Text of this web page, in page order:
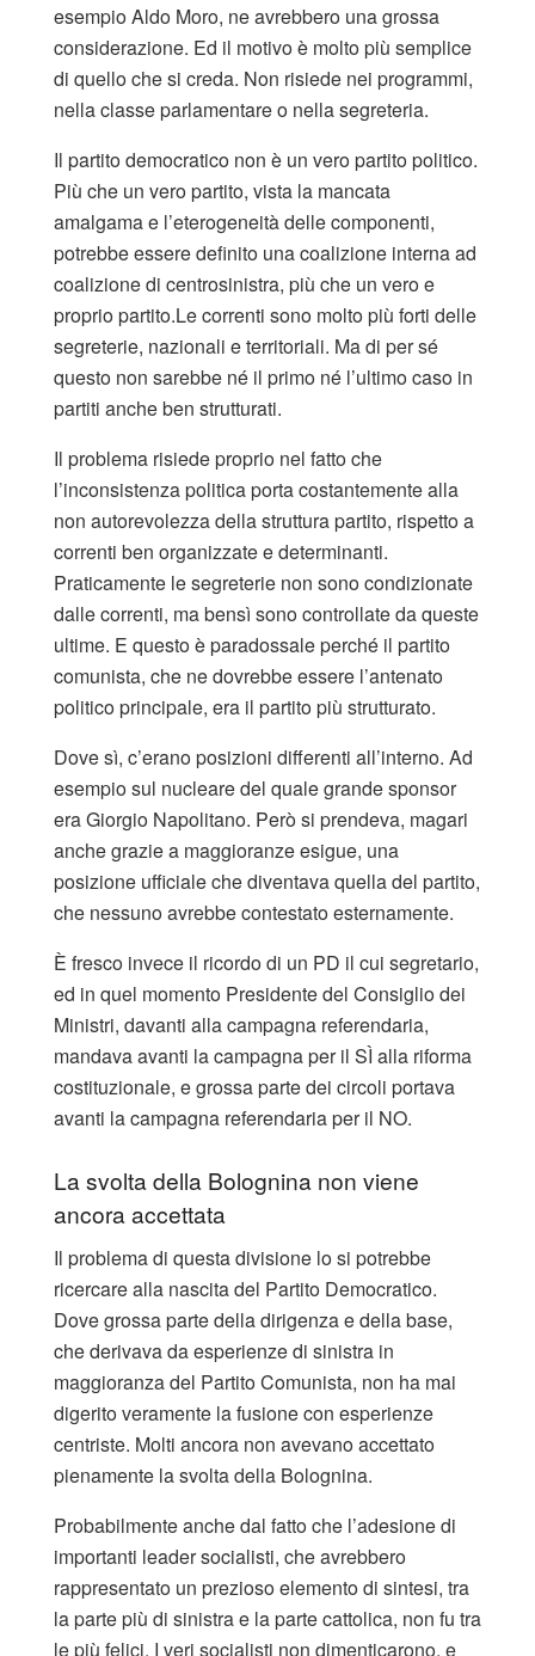
esempio Aldo Moro, ne avrebbero una grossa
considerazione. Ed il motivo è molto più semplice
di quello che si creda. Non risiede nei programmi,
nella classe parlamentare o nella segreteria.
Il partito democratico non è un vero partito politico.
Più che un vero partito, vista la mancata
amalgama e l’eterogeneità delle componenti,
potrebbe essere definito una coalizione interna ad
coalizione di centrosinistra, più che un vero e
proprio partito.Le correnti sono molto più forti delle
segreterie, nazionali e territoriali. Ma di per sé
questo non sarebbe né il primo né l’ultimo caso in
partiti anche ben strutturati.
Il problema risiede proprio nel fatto che
l’inconsistenza politica porta costantemente alla
non autorevolezza della struttura partito, rispetto a
correnti ben organizzate e determinanti.
Praticamente le segreterie non sono condizionate
dalle correnti, ma bensì sono controllate da queste
ultime. E questo è paradossale perché il partito
comunista, che ne dovrebbe essere l’antenato
politico principale, era il partito più strutturato.
Dove sì, c’erano posizioni differenti all’interno. Ad
esempio sul nucleare del quale grande sponsor
era Giorgio Napolitano. Però si prendeva, magari
anche grazie a maggioranze esigue, una
posizione ufficiale che diventava quella del partito,
che nessuno avrebbe contestato esternamente.
È fresco invece il ricordo di un PD il cui segretario,
ed in quel momento Presidente del Consiglio dei
Ministri, davanti alla campagna referendaria,
mandava avanti la campagna per il SÌ alla riforma
costituzionale, e grossa parte dei circoli portava
avanti la campagna referendaria per il NO.
La svolta della Bolognina non viene
ancora accettata
Il problema di questa divisione lo si potrebbe
ricercare alla nascita del Partito Democratico.
Dove grossa parte della dirigenza e della base,
che derivava da esperienze di sinistra in
maggioranza del Partito Comunista, non ha mai
digerito veramente la fusione con esperienze
centriste. Molti ancora non avevano accettato
pienamente la svolta della Bolognina.
Probabilmente anche dal fatto che l’adesione di
importanti leader socialisti, che avrebbero
rappresentato un prezioso elemento di sintesi, tra
la parte più di sinistra e la parte cattolica, non fu tra
le più felici. I veri socialisti non dimenticarono, e